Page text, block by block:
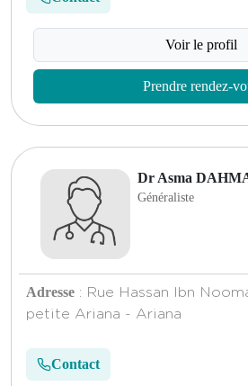
Voir le profil
Prendre rendez-
Dr Asma
Généraliste
Adresse : Rue Hassan Ibn
petite Ariana - Ariana
Contact